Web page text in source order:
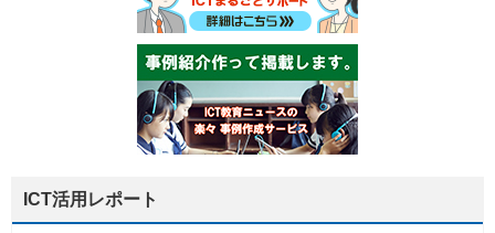
ICT活用レポート